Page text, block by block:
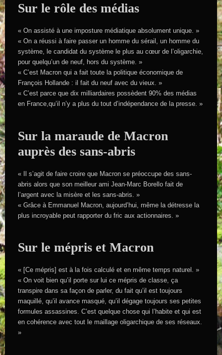
Sur le rôle des médias
« On assisté à une imposture médiatique absolument unique. »
« On a réussi à faire passer un homme du sérail, un homme du
système, le candidat du système le plus au cœur de l’oligarchie,
pour quelqu’un de neuf, hors du système. »
« C’est Macron qui a fait toute la politique économique de
François Hollande : il fait du neuf avec du vieux. »
« C’est parce que dix milliardaires possèdent 90% des médias
en France,qu’il n’y a plus du tout d’indépendance de la presse. »
Sur la maraude de Macron
auprès des sans-abris
« Il s’agit de faire croire que Macron se préoccupe des sans-
abris alors que son meilleur ami Jean-Marc Borello fait de
l’argent avec la misère et les sans-abris. »
« Grâce à Emmanuel Macron, aujourd’hui, même la détresse la
plus incroyable peut rapporter du fric aux actionnaires. »
Sur le mépris et Macron
« [Ce mépris] est à la fois calculé et en même temps naturel. »
« On voit bien qu’il porte sur lui ce mépris de classe, ça
transpire dans sa façon de parler, du fait qu’il est toujours
maquillé, qu’il avance masqué, qu’il dégage toujours ses petites
formules assassines. C’est quelque chose qui l’habite et qui est
en cohérence avec tout le maillage oligarchique de ses réseaux.
»